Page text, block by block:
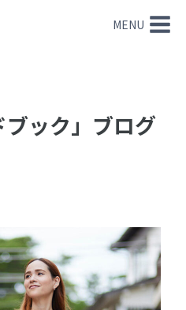
MENU
ブック」ブログ